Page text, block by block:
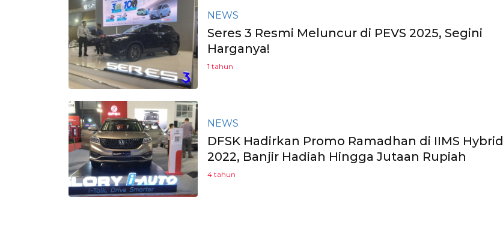
NEWS
Seres 3 Resmi Meluncur di PEVS 2025, Segini
Harganya!
1 tahun
NEWS
DFSK Hadirkan Promo Ramadhan di IIMS Hybrid
2022, Banjir Hadiah Hingga Jutaan Rupiah
4 tahun